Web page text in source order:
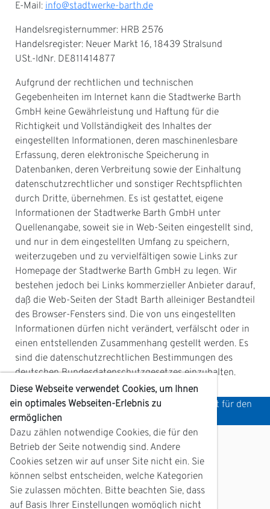
E-Mail:info@stadtwerke-barth.de
Handelsregisternummer: HRB 2576
Handelsregister: Neuer Markt 16, 18439 Stralsund
USt.-IdNr. DE811414877
Aufgrund der rechtlichen und technischen
Gegebenheiten im Internet kann die Stadtwerke Barth
GmbH keine Gewährleistung und Haftung für die
Richtigkeit und Vollständigkeit des Inhaltes der
eingestellten Informationen, deren maschinenlesbare
Erfassung, deren elektronische Speicherung in
Datenbanken, deren Verbreitung sowie der Einhaltung
datenschutzrechtlicher und sonstiger Rechtspflichten
durch Dritte, übernehmen. Es ist gestattet, eigene
Informationen der Stadtwerke Barth GmbH unter
Quellenangabe, soweit sie in Web-Seiten eingestellt sind,
und nur in dem eingestellten Umfang zu speichern,
weiterzugeben und zu vervielfältigen sowie Links zur
Homepage der Stadtwerke Barth GmbH zu legen. Wir
bestehen jedoch bei Links kommerzieller Anbieter darauf,
daß die Web-Seiten der Stadt Barth alleiniger Bestandteil
des Browser-Fensters sind. Die von uns eingestellten
Informationen dürfen nicht verändert, verfälscht oder in
einen entstellenden Zusammenhang gestellt werden. Es
sind die datenschutzrechtlichen Bestimmungen des
deutschen Bundesdatenschutzgesetzes einzuhalten.
Alles im Blick. Hier finden Sie die Themenübersicht für den
Direktzugriff:
Kontakt
Kontaktformular
Kundenzentrum
Anfahrt
Diese Webseite verwendet Cookies, um Ihnen
ein optimales Webseiten-Erlebnis zu
ermöglichen
Dazu zählen notwendige Cookies, die für den
Betrieb der Seite notwendig sind. Andere
Cookies setzen wir auf unser Site nicht ein. Sie
können selbst entscheiden, welche Kategorien
Sie zulassen möchten. Bitte beachten Sie, dass
auf Basis Ihrer Einstellungen womöglich nicht